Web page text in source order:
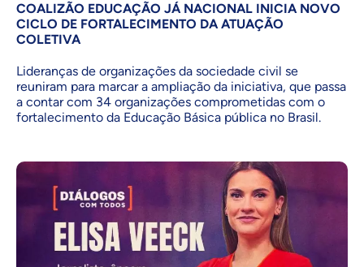
COALIZÃO EDUCAÇÃO JÁ NACIONAL INICIA NOVO
CICLO DE FORTALECIMENTO DA ATUAÇÃO
COLETIVA
Lideranças de organizações da sociedade civil se
reuniram para marcar a ampliação da iniciativa, que passa
a contar com 34 organizações comprometidas com o
fortalecimento da Educação Básica pública no Brasil.